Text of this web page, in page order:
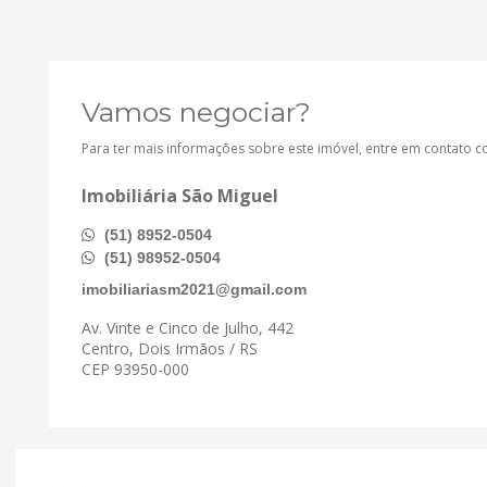
Vamos negociar?
Para ter mais informações sobre este imóvel, entre em contato
Imobiliária São Miguel
(51) 8952-0504
(51) 98952-0504
imobiliariasm2021@gmail.com
Av. Vinte e Cinco de Julho, 442
Centro, Dois Irmãos / RS
CEP 93950-000